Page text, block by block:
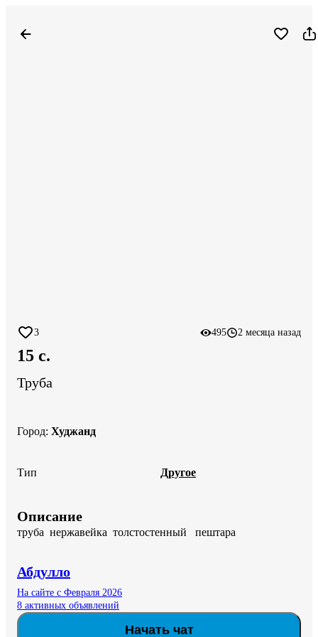
3 495 2 месяца назад
15 c.
Труба
Город: Худжанд
Тип Другое
Описание
труба  нержавейка  толстостенный   пештара
Абдулло
На сайте с Февраля 2026
8 активных объявлений
Начать чат